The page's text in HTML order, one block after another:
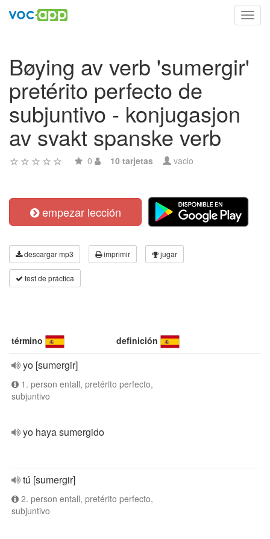
Bøying av verb 'sumergir'
pretérito perfecto de
subjuntivo - konjugasjon
av svakt spanske verb
0 10 tarjetas vacio
empezar lección
descargar mp3 imprimir jugar
test de práctica
término definición
yo [sumergir]
1. person entall, pretérito perfecto,
subjuntivo
yo haya sumergido
tú [sumergir]
2. person entall, pretérito perfecto,
subjuntivo